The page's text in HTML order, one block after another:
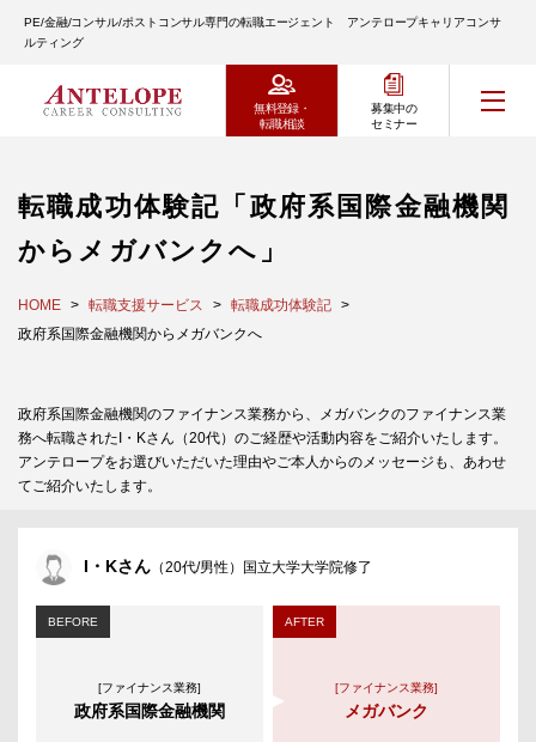
PE/金融/コンサル/ポストコンサル専門の転職エージェント アンテロープキャリアコンサ
ルティング
無料登録・
転職相談
募集中の
セミナー
転職成功体験記「政府系国際金融機関
からメガバンクへ」
HOME 転職支援サービス
転職成功体験記
政府系国際金融機関からメガバンクへ
政府系国際金融機関のファイナンス業務から、メガバンクのファイナンス業
務へ転職されたI・Kさん（20代）のご経歴や活動内容をご紹介いたします。
アンテロープをお選びいただいた理由やご本人からのメッセージも、あわせ
てご紹介いたします。
I・Kさん （20代/男性）国立大学大学院修了
BEFORE
[ファイナンス業務]
政府系国際金融機関
AFTER
[ファイナンス業務]
メガバンク